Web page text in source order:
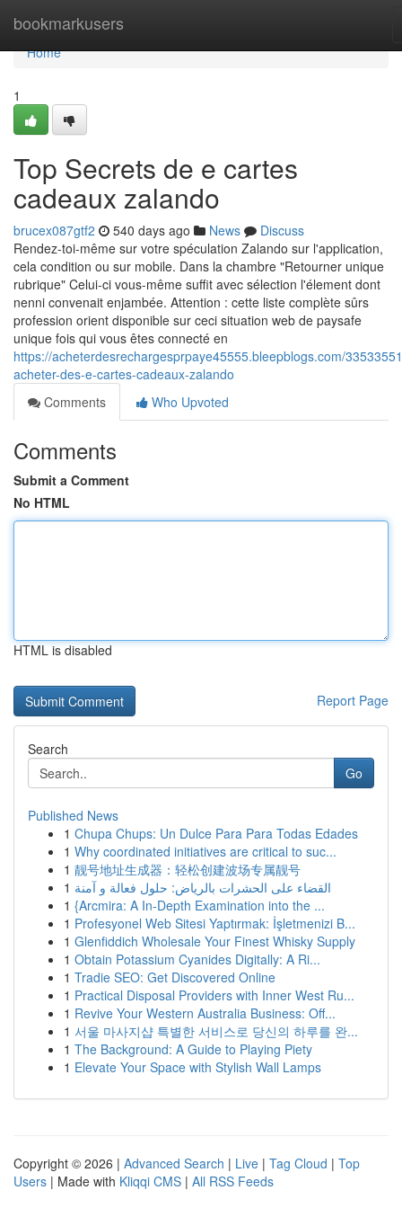
bookmarkusers
Home
Home
1
Top Secrets de e cartes
cadeaux zalando
brucex087gtf2 540 days ago News
Discuss
Rendez-toi-même sur votre spéculation Zalando sur l'application,
cela condition ou sur mobile. Dans la chambre "Retourner unique
rubrique" Celui-ci vous-même suffit avec sélection l'élement dont
nenni convenait enjambée. Attention : cette liste complète sûrs
profession orient disponible sur ceci situation web de paysafe
unique fois qui vous êtes connecté en
https://acheterdesrechargesprpaye45555.bleepblogs.com/
acheter-des-e-cartes-cadeaux-zalando
Comments
Who Upvoted
Comments
Submit a Comment
No HTML
HTML is disabled
Report Page
Search
Go
Published News
1 Chupa Chups: Un Dulce Para Para Todas Edades
1 Why coordinated initiatives are critical to suc...
1 靓号地址生成器：轻松创建波场专属靓号
1 القضاء على الحشرات بالرياض: حلول فعالة و آمنة
1 {Arcmira: A In-Depth Examination into the ...
1 Profesyonel Web Sitesi Yaptırmak: İşletmenizi B...
1 Glenfiddich Wholesale Your Finest Whisky Supply
1 Obtain Potassium Cyanides Digitally: A Ri...
1 Tradie SEO: Get Discovered Online
1 Practical Disposal Providers with Inner West Ru...
1 Revive Your Western Australia Business: Off...
1 서울 마사지샵 특별한 서비스로 당신의 하루를 완...
1 The Background: A Guide to Playing Piety
1 Elevate Your Space with Stylish Wall Lamps
Copyright © 2026 | Advanced Search | Live | Tag Cloud | Top
Users | Made with Kliqqi CMS | All RSS Feeds